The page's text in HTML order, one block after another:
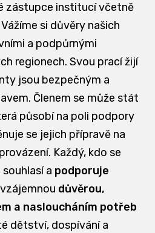
zástupce institucí včetně
si důvěry našich
a podpůrnými
regionech. Svou prací žijí
jsou bezpečným a
Členem se může stát
působí na poli podpory
se jejich přípravě na
Každý, kdo se
a podporuje
důvěrou,
a nasloucháním potřeb
dětství, dospívání a